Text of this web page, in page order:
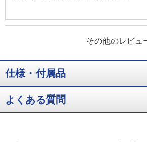
中までしっかりと火が
つ焦げ付きなどがないのが良いです。
その他のレビュ
仕様・付属品
よくある質問